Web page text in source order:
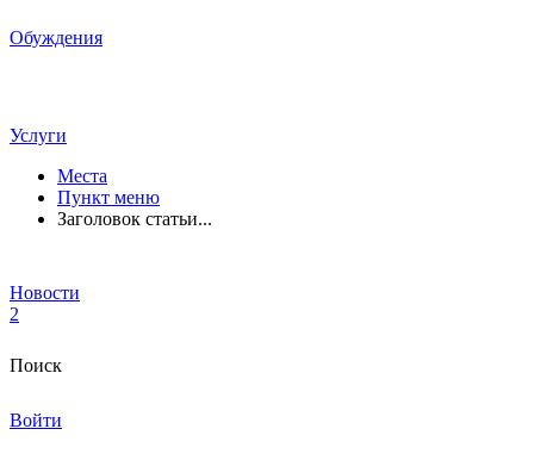
Обуждения
Услуги
Места
Пункт меню
Заголовок статьи...
Новости
2
Поиск
Войти